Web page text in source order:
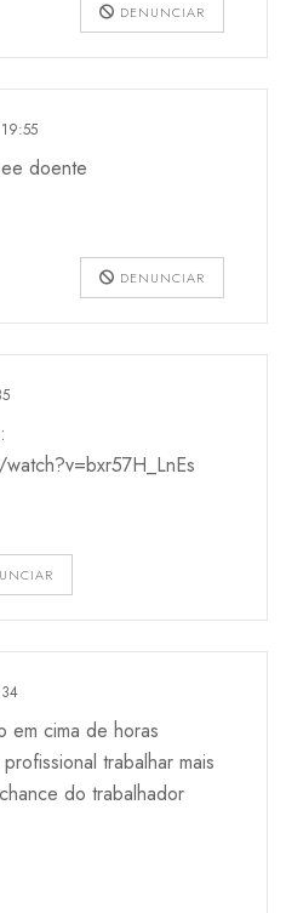
DENUNCIAR
doente
DENUNCIAR
em cima de horas
trabalhar mais
do trabalhador